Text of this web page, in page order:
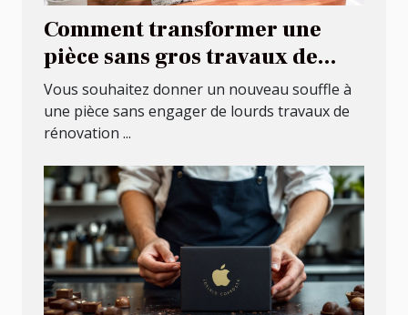
Comment transformer une
pièce sans gros travaux de
rénovation ?
Vous souhaitez donner un nouveau souffle à
une pièce sans engager de lourds travaux de
rénovation ...